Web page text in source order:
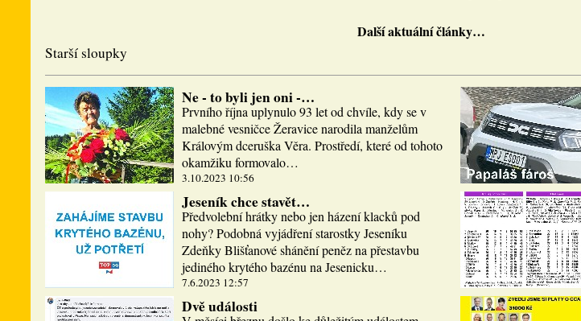
Další aktuální články…
Starší sloupky
Ne - to byli jen oni -…
Prvního října uplynulo 93 let od chvíle, kdy se v
malebné vesničce Žeravice narodila manželům
Královým dceruška Věra. Prostředí, které od tohoto
okamžiku formovalo…
3.10.2023 10:56
Jeseník chce stavět…
Předvolební hrátky nebo jen házení klacků pod
nohy? Podobná vyjádření starostky Jeseníku
Zdeňky Blišťanové shánění peněz na přestavbu
jediného krytého bazénu na Jesenicku…
7.6.2023 12:57
Dvě události